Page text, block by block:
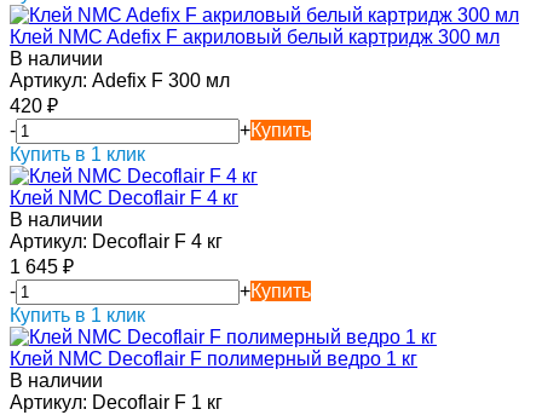
Клей NMC Adefix F акриловый белый картридж 300 мл
В наличии
Артикул: Adefix F 300 мл
420 ₽
-
+Купить
Купить в 1 клик
Клей NMC Decoflair F 4 кг
В наличии
Артикул: Decoflair F 4 кг
1 645 ₽
-
+Купить
Купить в 1 клик
Клей NMC Decoflair F полимерный ведро 1 кг
В наличии
Артикул: Decoflair F 1 кг